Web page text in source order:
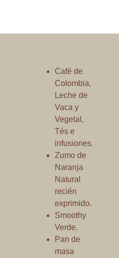
Café de
Colombia,
Leche de
Vaca y
Vegetal,
Tés e
infusiones.
Zumo de
Naranja
Natural
recién
exprimido.
Smoothy
Verde.
Pan de
masa